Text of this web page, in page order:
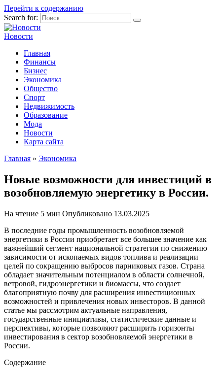
Перейти к содержанию
Search for:
Новости
Главная
Финансы
Бизнес
Экономика
Общество
Спорт
Недвижимость
Образование
Мода
Новости
Карта сайта
Главная » Экономика
Новые возможности для инвестиций в
возобновляемую энергетику в России.
На чтение 5 мин Опубликовано 13.03.2025
В последние годы промышленность возобновляемой
энергетики в России приобретает все большее значение как
важнейший сегмент национальной стратегии по снижению
зависимости от ископаемых видов топлива и реализации
целей по сокращению выбросов парниковых газов. Страна
обладает значительным потенциалом в области солнечной,
ветровой, гидроэнергетики и биомассы, что создает
благоприятную почву для расширения инвестиционных
возможностей и привлечения новых инвесторов. В данной
статье мы рассмотрим актуальные направления,
государственные инициативы, статистические данные и
перспективы, которые позволяют расширить горизонты
инвестирования в сектор возобновляемой энергетики в
России.
Содержание